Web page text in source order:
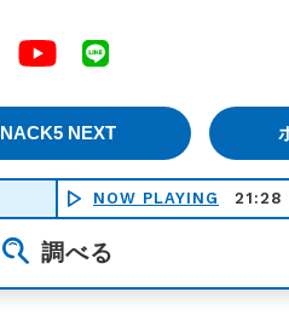
Facebook YouTube
NACK5 NEXT
NOW PLAYING 21:28
花はどこへ行った - ジョーン
調べる